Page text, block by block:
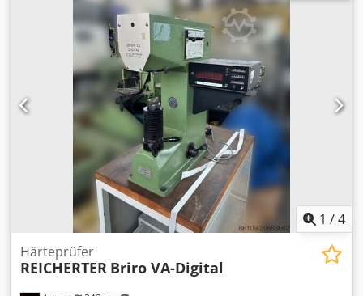
1 /4
Härteprüfer
REICHERTER Briro VA-Digital